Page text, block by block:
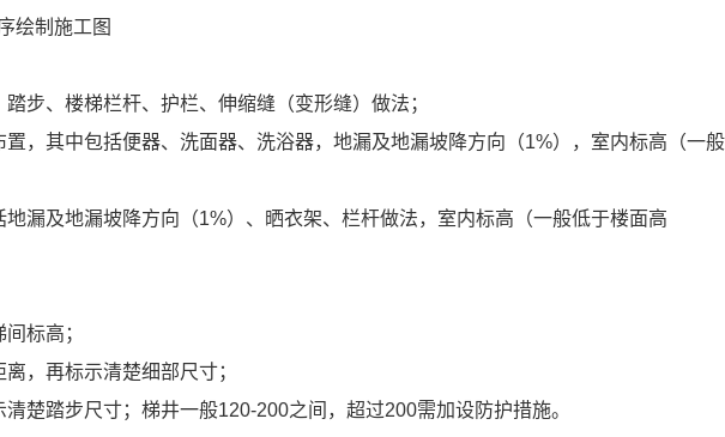
绘制施工图
步、楼梯栏杆、护栏、伸缩缝（变形缝）做法；
，其中包括便器、洗面器、洗浴器，地漏及地漏坡降方向（1%），室内标高（一
漏及地漏坡降方向（1%）、晒衣架、栏杆做法，室内标高（一般低于楼面高
标高；
，再标示清楚细部尺寸；
楚踏步尺寸；梯井一般120-200之间，超过200需加设防护措施。